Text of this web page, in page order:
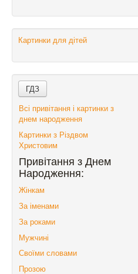
Картинки для дітей
Всі привітання і картинки з
днем народження
Картинки з Різдвом
Христовим
Привітання з Днем
Народження:
Жінкам
За іменами
За роками
Мужчині
Своїми словами
Прозою